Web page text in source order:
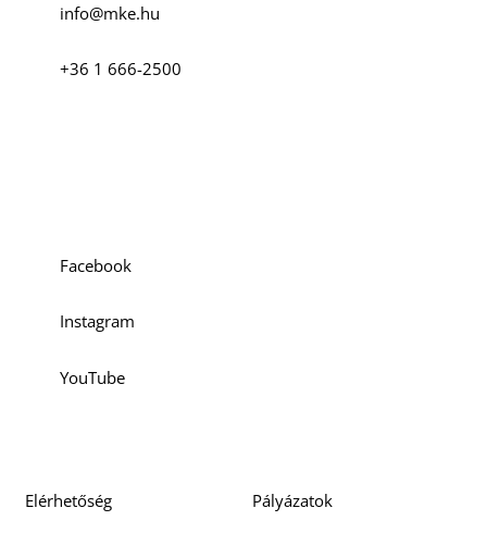
info@mke.hu
+36 1 666-2500
Facebook
Instagram
YouTube
Elérhetőség Pályázatok